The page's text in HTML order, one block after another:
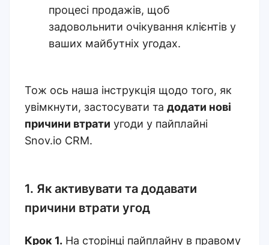
процесі продажів, щоб
задовольнити очікування клієнтів у
ваших майбутніх угодах.
Тож ось наша інструкція щодо того, як
увімкнути, застосувати та додати нові
причини втрати угоди у пайплайні
Snov.io CRM.
1. Як активувати та додавати
причини втрати угод
Крок 1. На сторінці пайплайну в правому